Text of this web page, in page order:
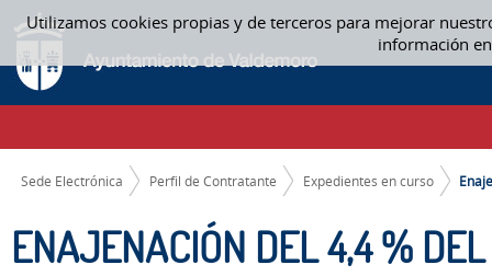
Utilizamos cookies propias y de terceros para mejorar
información
Saltar al contenido
ENAJENACIÓN DEL 4,4 % DEL BIEN INMUEBLE PATRIMONIAL SITO EN LA
EXPEDIENTES EN CURSO
CAMINO DE MIGAS
Sede Electrónica Perfil de Contratante Expedientes en curso
ENAJENACIÓN DEL 4,4 %